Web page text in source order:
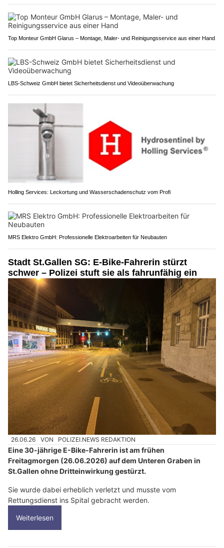
Top Monteur GmbH Glarus – Montage, Maler- und Reinigungsservice aus einer Hand
LBS-Schweiz GmbH bietet Sicherheitsdienst und Videoüberwachung
Holling Services: Leckortung und Wasserschadenschutz vom Profi
MRS Elektro GmbH: Professionelle Elektroarbeiten für Neubauten
Stadt St.Gallen SG: E-Bike-Fahrerin stürzt
schwer – Polizei stuft sie als fahrunfähig ein
26.06.26 VON POLIZEI.NEWS REDAKTION
Eine 30-jährige E-Bike-Fahrerin ist am frühen
Freitagmorgen (26.06.2026) auf dem Unteren Graben in
St.Gallen ohne Dritteinwirkung gestürzt.
Sie wurde dabei erheblich verletzt und musste vom
Rettungsdienst ins Spital gebracht werden.
Weiterlesen